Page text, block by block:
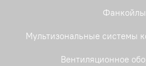
Фанкойлы
Мультизональные системы
Вентиляционное